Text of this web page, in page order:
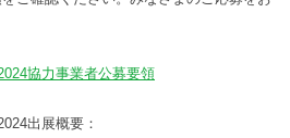
協力事業者公募要領
出展概要：